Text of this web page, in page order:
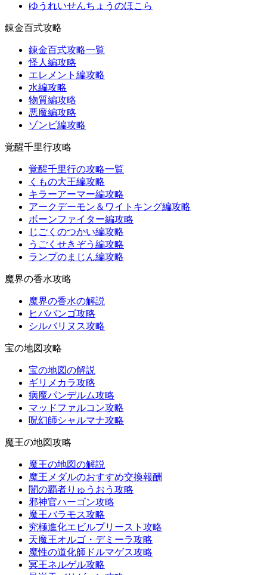
ゆうれいせんちょうのほこら
錬金百式攻略
錬金百式攻略一覧
怪人編攻略
エレメント編攻略
水編攻略
物質編攻略
悪魔編攻略
ゾンビ編攻略
覚醒千里行攻略
覚醒千里行の攻略一覧
くもの大王編攻略
キラーアーマー編攻略
アークデーモン＆ワイトキング編攻略
ボーンファイター編攻略
じごくのつかい編攻略
うごくせきぞう編攻略
ランプのまじん編攻略
魔界の香水攻略
魔界の香水の解説
ヒババンゴ攻略
シルバリヌス攻略
宝の地図攻略
宝の地図の解説
ギリメカラ攻略
病魔パンデルム攻略
マッドファルコン攻略
呪幻師シャルマナ攻略
魔王の地図攻略
魔王の地図の解説
魔王メダルのおすすめ交換報酬
闇の覇者りゅうおう攻略
邪神官ハーゴン攻略
魔王バラモス攻略
究極進化エビルプリースト攻略
天魔王オルゴ・デミーラ攻略
魔性の道化師ドルマゲス攻略
冥王ネルゲル攻略